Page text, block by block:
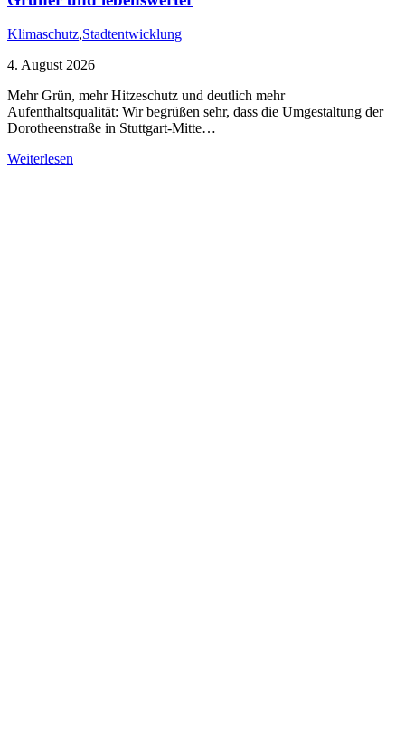
Klimaschutz,Stadtentwicklung
4. August 2026
Mehr Grün, mehr Hitzeschutz und deutlich mehr
Aufenthaltsqualität: Wir begrüßen sehr, dass die Umgestaltung der
Dorotheenstraße in Stuttgart-Mitte…
Weiterlesen